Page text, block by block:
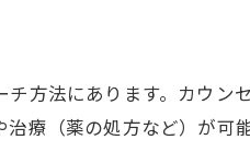
方法にあります。カウン
療（薬の処方など）が可能